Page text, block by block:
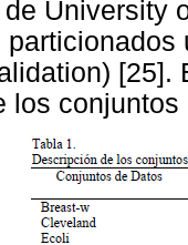
University
[25].
los